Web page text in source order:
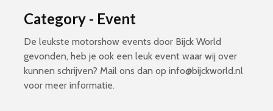
Category - Event
De leukste motorshow events door Bijck World
gevonden, heb je ook een leuk event waar wij over
kunnen schrijven? Mail ons dan op info@bijckworld.nl
voor meer informatie.